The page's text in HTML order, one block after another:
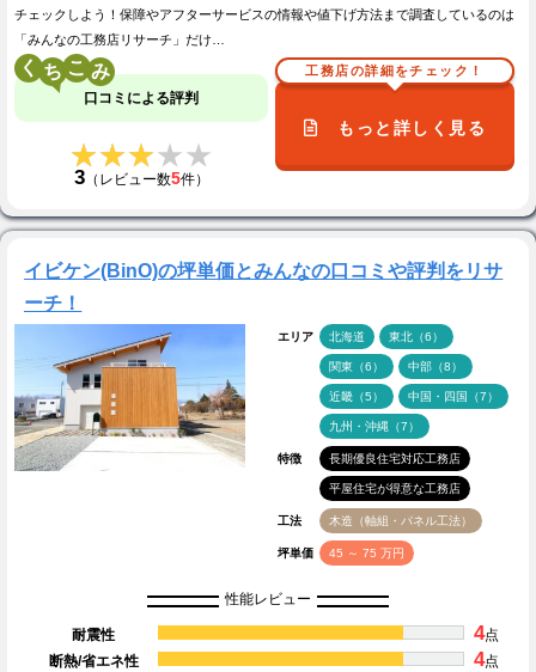
チェックしよう！保障やアフターサービスの情報や値下げ方法まで調査しているのは
「みんなの工務店リサーチ」だけ…
く こ
口コミによる評判
★★★★★
★★★★★
3（レビュー数5件）
工務店の詳細をチェック！
もっと詳しく見る
イビケン(BinO)の坪単価とみんなの口コミや評判をリサ
ーチ！
エリア 北海道 東北（6）
関東（6） 中部（8）
近畿（5） 中国・四国（7）
九州・沖縄（7）
特徴 長期優良住宅対応工務店
平屋住宅が得意な工務店
工法 木造（軸組・パネル工法）
坪単価 45 ～ 75 万円
性能レビュー
耐震性 4点
断熱/省エネ性
4点